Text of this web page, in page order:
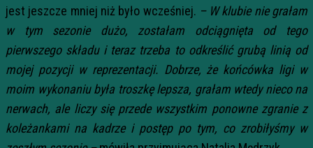
jest jeszcze mniej niż było wcześniej. – W klubie nie grałam
w tym sezonie dużo, zostałam odciągnięta od tego
pierwszego składu i teraz trzeba to odkreślić grubą linią od
mojej pozycji w reprezentacji. Dobrze, że końcówka ligi w
moim wykonaniu była troszkę lepsza, grałam wtedy nieco na
nerwach, ale liczy się przede wszystkim ponowne zgranie z
koleżankami na kadrze i postęp po tym, co zrobiłyśmy w